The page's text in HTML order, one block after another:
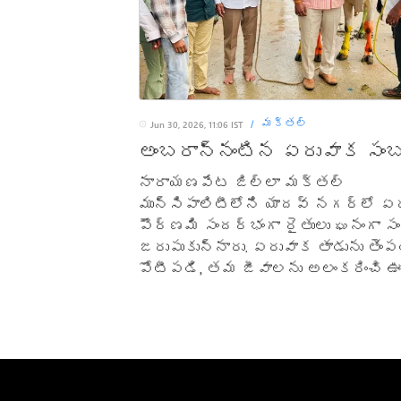
Jun 30, 2026, 11:06 IST / మక్తల్
అంబరాన్నంటిన ఏరువాక
నారాయణపేట జిల్లా మక్తల్
మున్సిపాలిటీలోని యాదవ్ నగర్లో
పౌర్ణమి సందర్భంగా రైతులు ఘనంగా
జరుపుకున్నారు. ఏరువాక తాడును
పోటీపడి, తమ జీవాలను అలంకరించి
ఆకాంక్షించారు. ఈ కార్యక్రమంలో